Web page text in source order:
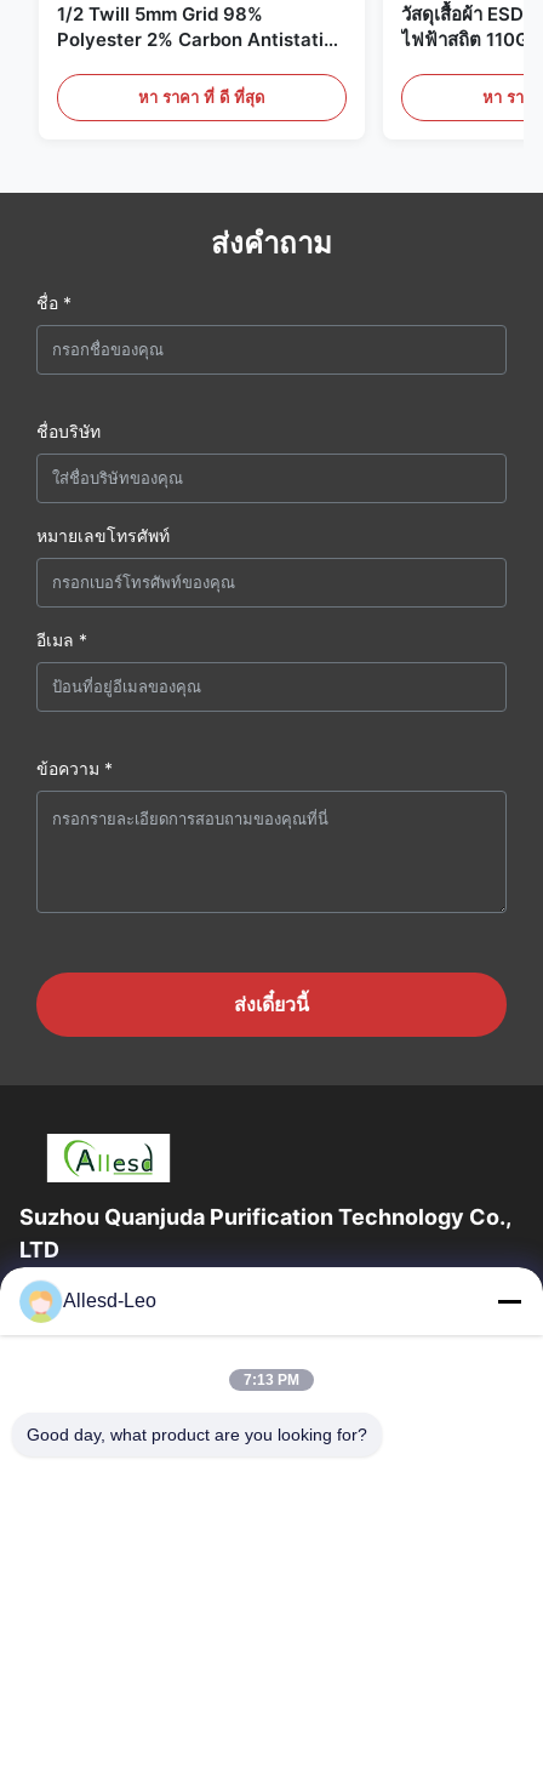
1/2 Twill 5mm Grid 98%
Polyester 2% Carbon Antistatic
หา ราคา ที่ ดี ที่สุด
วัสดุเสื้อผ้า ESD
ไฟฟ้าสถิต
หา ราค
ส่งคำถาม
ชื่อ *
ชื่อบริษัท
หมายเลขโทรศัพท์
อีเมล *
ข้อความ *
ส่งเดี๋ยวนี้
Suzhou Quanjuda Purification Technology Co.,
LTD
ประสบการณ์ 16 ปี ในฐานะผู้ผลิตและผู้ส่งออกผลิตภัณฑ์ ESD &
Cleanroom ชั้นนำ เราขอเสนออุปกรณ์และวัสดุสิ้นเปลือง ESD &
บ้าน
สินค้า
Allesd-Leo
7:13 PM
Good day, what product are you looking for?